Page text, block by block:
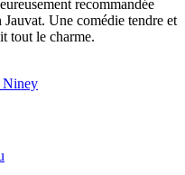
recommandée
Une comédie tendre et
tout le charme.